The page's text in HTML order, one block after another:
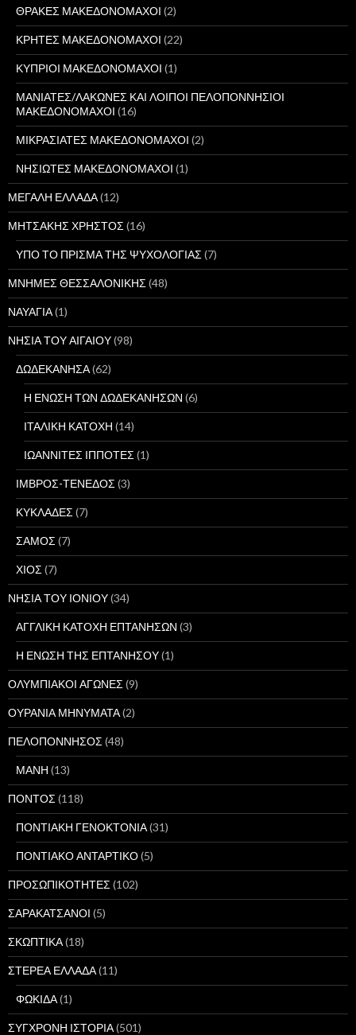
ΘΡΑΚΕΣ ΜΑΚΕΔΟΝΟΜΑΧΟΙ (2)
ΚΡΗΤΕΣ ΜΑΚΕΔΟΝΟΜΑΧΟΙ (22)
ΚΥΠΡΙΟΙ ΜΑΚΕΔΟΝΟΜΑΧΟΙ (1)
ΜΑΝΙΑΤΕΣ/ΛΑΚΩΝΕΣ ΚΑΙ ΛΟΙΠΟΙ ΠΕΛΟΠΟΝΝΗΣΙΟΙ
ΜΑΚΕΔΟΝΟΜΑΧΟΙ (16)
ΜΙΚΡΑΣΙΑΤΕΣ ΜΑΚΕΔΟΝΟΜΑΧΟΙ (2)
ΝΗΣΙΩΤΕΣ ΜΑΚΕΔΟΝΟΜΑΧΟΙ (1)
ΜΕΓΑΛΗ ΕΛΛΑΔΑ(12)
ΜΗΤΣΑΚΗΣ ΧΡΗΣΤΟΣ (16)
ΥΠΟ ΤΟ ΠΡΙΣΜΑ ΤΗΣ ΨΥΧΟΛΟΓΙΑΣ (7)
ΜΝΗΜΕΣ ΘΕΣΣΑΛΟΝΙΚΗΣ (48)
ΝΑΥΑΓΙΑ(1)
ΝΗΣΙΑ ΤΟΥ ΑΙΓΑΙΟΥ(98)
ΔΩΔΕΚΑΝΗΣΑ(62)
Η ΕΝΩΣΗ ΤΩΝ ΔΩΔΕΚΑΝΗΣΩΝ (6)
ΙΤΑΛΙΚΗ ΚΑΤΟΧΗ (14)
ΙΩΑΝΝΙΤΕΣ ΙΠΠΟΤΕΣ (1)
ΙΜΒΡΟΣ-ΤΕΝΕΔΟΣ (3)
ΚΥΚΛΑΔΕΣ (7)
ΣΑΜΟΣ (7)
ΧΙΟΣ (7)
ΝΗΣΙΑ ΤΟΥ ΙΟΝΙΟΥ(34)
ΑΓΓΛΙΚΗ ΚΑΤΟΧΗ ΕΠΤΑΝΗΣΩΝ (3)
Η ΕΝΩΣΗ ΤΗΣ ΕΠΤΑΝΗΣΟΥ(1)
ΟΛΥΜΠΙΑΚΟΙ ΑΓΩΝΕΣ (9)
ΟΥΡΑΝΙΑ ΜΗΝΥΜΑΤΑ(2)
ΠΕΛΟΠΟΝΝΗΣΟΣ (48)
ΜΑΝΗ (13)
ΠΟΝΤΟΣ (118)
ΠΟΝΤΙΑΚΗ ΓΕΝΟΚΤΟΝΙΑ(31)
ΠΟΝΤΙΑΚΟ ΑΝΤΑΡΤΙΚΟ(5)
ΠΡΟΣΩΠΙΚΟΤΗΤΕΣ (102)
ΣΑΡΑΚΑΤΣΑΝΟΙ (5)
ΣΚΩΠΤΙΚΑ(18)
ΣΤΕΡΕΑ ΕΛΛΑΔΑ(11)
ΦΩΚΙΔΑ(1)
ΣΥΓΧΡΟΝΗ ΙΣΤΟΡΙΑ(501)